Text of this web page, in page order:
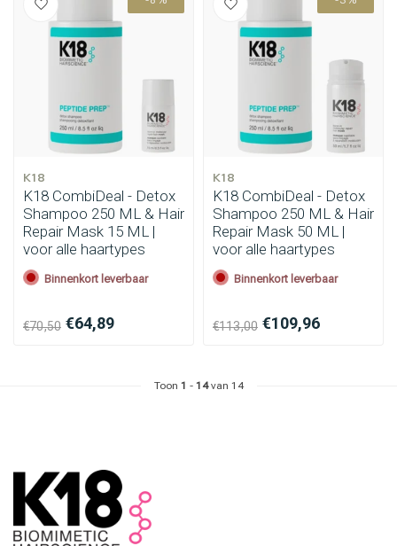
K18
K18 CombiDeal - Detox
Shampoo 250 ML & Hair
Repair Mask 15 ML |
voor alle haartypes
Binnenkort leverbaar
€70,50 €64,89
K18
K18 CombiDeal - Detox
Shampoo 250 ML & Hair
Repair Mask 50 ML |
voor alle haartypes
Binnenkort leverbaar
€113,00 €109,96
Toon 1 - 14van 14